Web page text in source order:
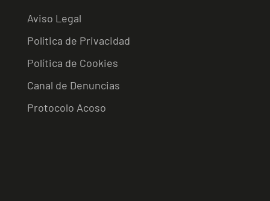
Aviso Legal
Política de Privacidad
Política de Cookies
Canal de Denuncias
Protocolo Acoso